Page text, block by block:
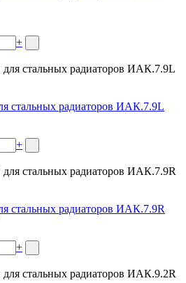
+
стальных радиаторов ИАК.7.9L
+
стальных радиаторов ИАК.7.9R
+